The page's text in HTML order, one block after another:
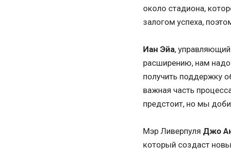
около стадиона,
залогом успеха,
Иан Эйа,
расширению, нам
получить поддержку
важная часть
предстоит, но мы
Мэр Ливерпуля Джо
который создаст